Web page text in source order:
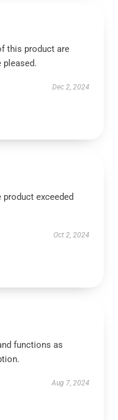
this product are
pleased.
Dec 2, 2024
exceeded
Oct 2, 2024
functions as
Aug 7, 2024